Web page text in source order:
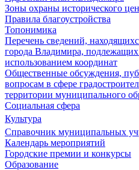
Зоны охраны исторического
Правила благоустройства
Топонимика
Перечень сведений,
города Владимира,
использованием координат
Общественные обсуждения,
вопросам в сфере
территории муниципального
Социальная сфера
Культура
Справочник муниципальных
Календарь мероприятий
Городские премии и конкурсы
Образование